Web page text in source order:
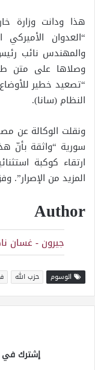
هذا ودانت وزارة
“العدوان
والمهندس نائب
وصلاها على متن
“تصعيد خطير
النظام (سانا).
ونقلت الوكالة عن
سورية “واثقة بأنّ
ارتقاء كوكبة
المزيد من الإصرار”.
Author
جيرون - غسان
الوسوم حزب الله
إشترك في